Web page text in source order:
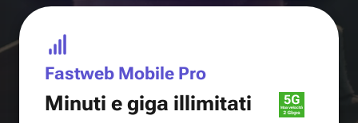
Fastweb Mobile Pro
Minuti e giga illimitati